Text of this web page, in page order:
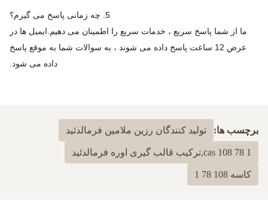
5. چه زمانی پاسخ می گیرم؟
ما از شما پاسخ سریع ، خدمات سریع را اطمینان می دهیم.ایمیل ها در
عرض 12 ساعت پاسخ داده می شوند ، به سوالات شما به موقع پاسخ
داده می شود.
برچسب ها: تولید کنندگان رزین ملامین فرمالدئید
cas 108 78 1,ترکیب قالب گیری اوره فرمالدئید
کاسه 108 78 1